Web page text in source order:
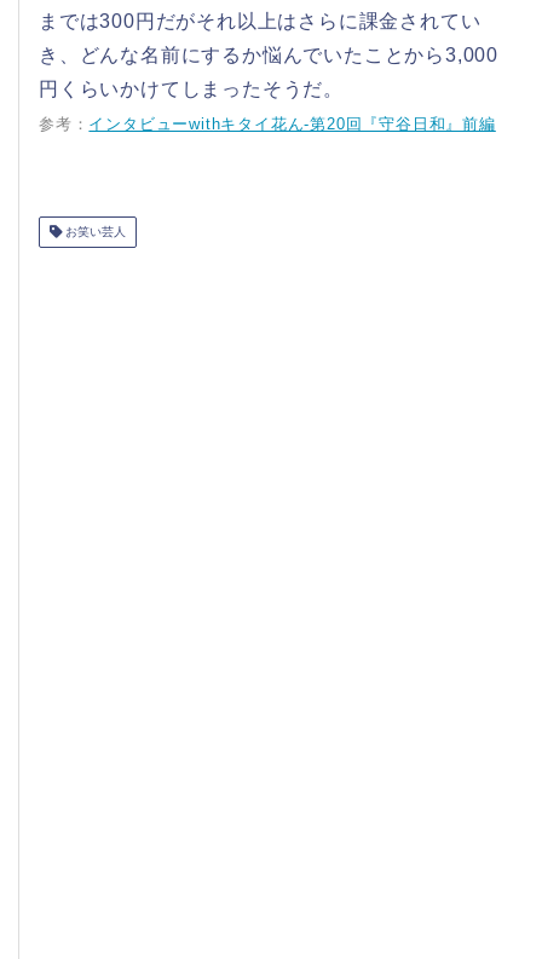
までは300円だがそれ以上はさらに課金されてい
き、どんな名前にするか悩んでいたことから3,000
円くらいかけてしまったそうだ。
参考： インタビューwithキタイ花ん-第20回『守谷日和』前編
お笑い芸人